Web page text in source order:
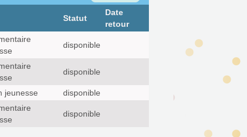
Statut
Date
retour
disponible
disponible
jeunesse disponible
disponible